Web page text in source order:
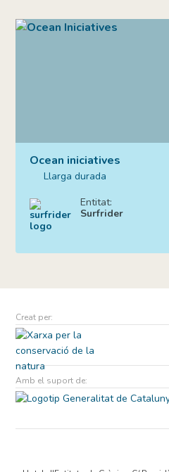
Ocean iniciatives
Llarga durada
Entitat:
Surfrider
Creat per:
Amb el suport de: